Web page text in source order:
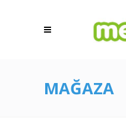
MAĞAZA